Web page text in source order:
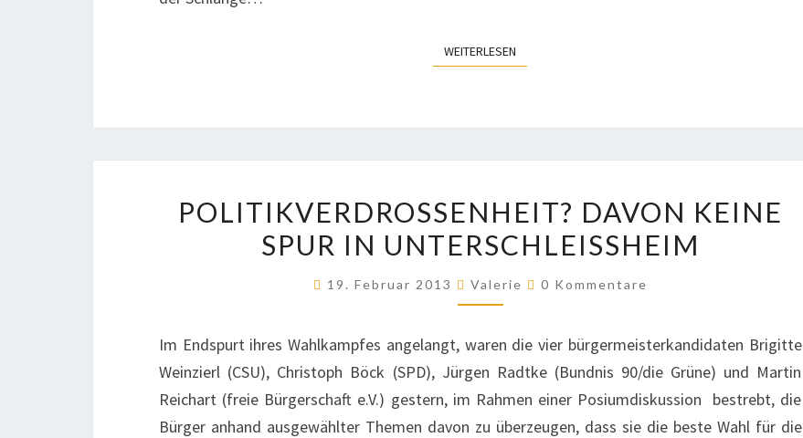
WEITERLESEN
DAVON
KEINE
IN
POLITIKVERDROSSENHEIT? DAVON KEINE
SPUR IN UNTERSCHLEISSHEIM
19. Februar 2013 Valerie Kommentare
0 Kommentare
Im Endspurt ihres Wahlkampfes angelangt, waren die vier bürgermeisterkandidaten Brigitte
Weinzierl (CSU), Christoph Böck (SPD), Jürgen Radtke (Bundnis 90/die Grüne) und Martin
Reichart (freie Bürgerschaft e.V.) gestern, im Rahmen einer Posiumdiskussion bestrebt, die
Bürger anhand ausgewählter Themen davon zu überzeugen, dass sie die beste Wahl für die